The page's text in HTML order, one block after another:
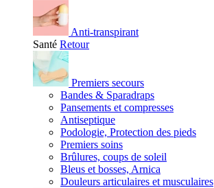
Anti-transpirant
Santé Retour
Premiers secours
Bandes & Sparadraps
Pansements et compresses
Antiseptique
Podologie, Protection des pieds
Premiers soins
Brûlures, coups de soleil
Bleus et bosses, Arnica
Douleurs articulaires et musculaires